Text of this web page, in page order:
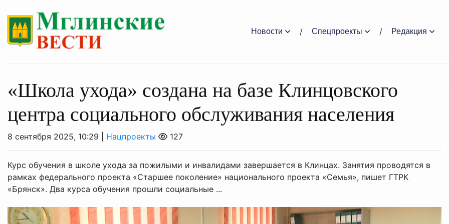
Новости Спецпроекты Редакция
«Школа ухода» создана на базе Клинцовского
центра социального обслуживания населения
8 сентября 2025, 10:29 | Нацпроекты 127
Курс обучения в школе ухода за пожилыми и инвалидами завершается в Клинцах. Занятия проводятся в
рамках федерального проекта «Старшее поколение» национального проекта «Семья», пишет ГТРК
«Брянск». Два курса обучения прошли социальные ...